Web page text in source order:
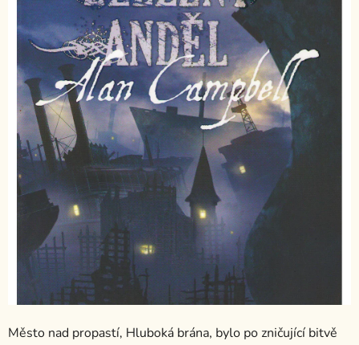
Město nad propastí, Hluboká brána, bylo po zničující bitvě